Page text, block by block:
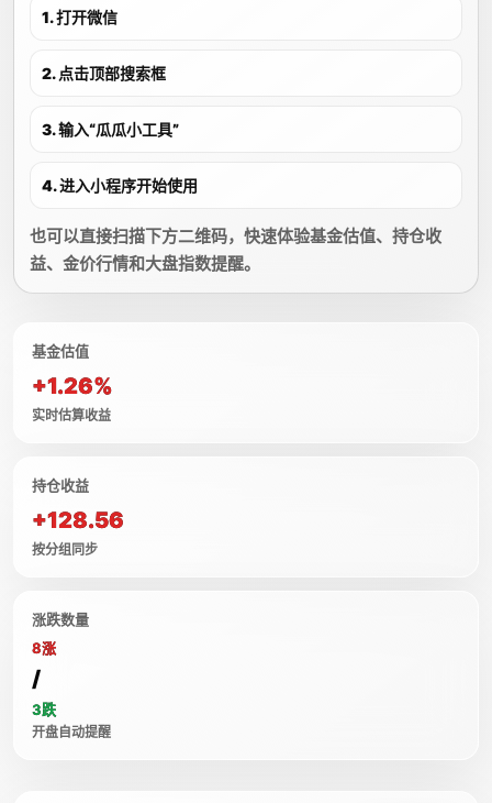
1. 打开微信
2. 点击顶部搜索框
3. 输入“瓜瓜小工具”
4. 进入小程序开始使用
也可以直接扫描下方二维码，快速体验基金估值、持仓收
益、金价行情和大盘指数提醒。
基金估值
+1.26%
实时估算收益
持仓收益
+128.56
按分组同步
涨跌数量
8涨
/
3跌
开盘自动提醒